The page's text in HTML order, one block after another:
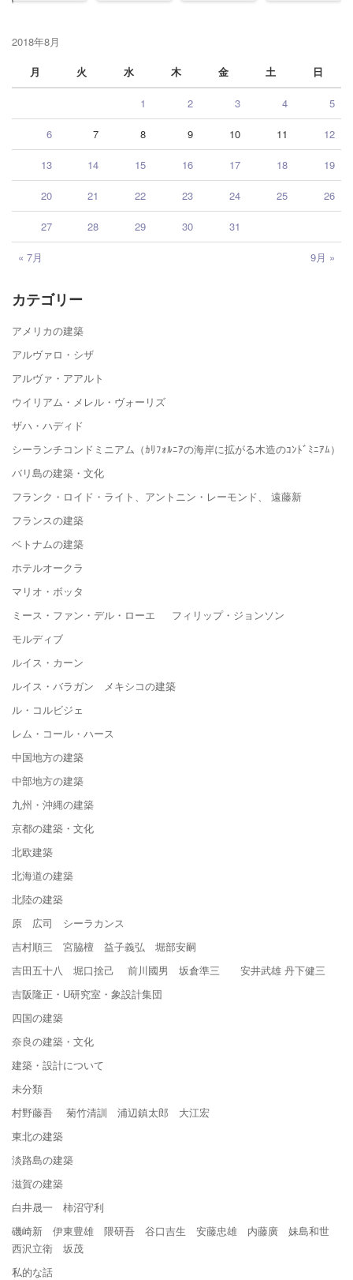
2018年8月
月
火 水 木 金 土 日
« 7月 9月 »
1 2 3 4 5
6 7 8 9 10 11 12
13 14 15 16 17 18 19
20 21 22 23 24 25 26
27 28 29 30 31
カテゴリー
アメリカの建築
アルヴァロ・シザ
アルヴァ・アアルト
ウイリアム・メレル・ヴォーリズ
ザハ・ハディド
シーランチコンドミニアム（ｶﾘﾌｫﾙﾆｱの海岸に拡がる木造のｺﾝﾄﾞﾐﾆｱﾑ）
バリ島の建築・文化
フランク・ロイド・ライト、アントニン・レーモンド、 遠藤新
フランスの建築
ベトナムの建築
ホテルオークラ
マリオ・ボッタ
ミース・ファン・デル・ローエ フィリップ・ジョンソン
モルディブ
ルイス・カーン
ルイス・バラガン メキシコの建築
ル・コルビジェ
レム・コール・ハース
中国地方の建築
中部地方の建築
九州・沖縄の建築
京都の建築・文化
北欧建築
北海道の建築
北陸の建築
原 広司 シーラカンス
吉村順三 宮脇檀 益子義弘 堀部安嗣
吉田五十八 堀口捨己 前川國男 坂倉準三 安井武雄 丹下健三
吉阪隆正・U研究室・象設計集団
四国の建築
奈良の建築・文化
建築・設計について
未分類
村野藤吾 菊竹清訓 浦辺鎮太郎 大江宏
東北の建築
淡路島の建築
滋賀の建築
白井晟一 柿沼守利
磯崎新 伊東豊雄 隈研吾 谷口吉生 安藤忠雄 内藤廣 妹島和世
西沢立衛 坂茂
私的な話